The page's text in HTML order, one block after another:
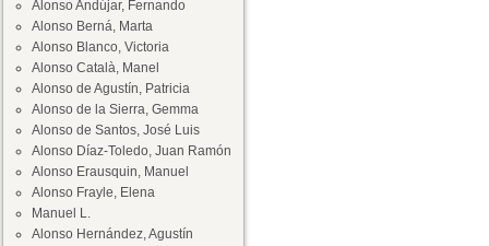
Alonso Andújar, Fernando
Alonso Berná, Marta
Alonso Blanco, Victoria
Alonso Català, Manel
Alonso de Agustín, Patricia
Alonso de la Sierra, Gemma
Alonso de Santos, José Luis
Alonso Díaz-Toledo, Juan Ramón
Alonso Erausquin, Manuel
Alonso Frayle, Elena
Manuel L.
Alonso Hernández, Agustín